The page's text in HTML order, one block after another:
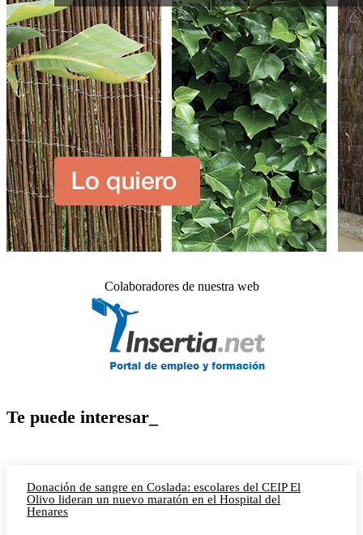
Colaboradores de nuestra web
Te puede interesar_
Donación de sangre en Coslada: escolares del CEIP El
Olivo lideran un nuevo maratón en el Hospital del
Henares